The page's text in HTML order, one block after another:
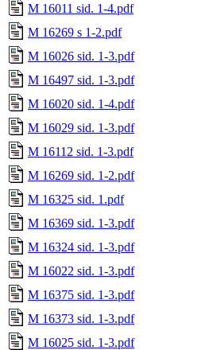
M 16011 sid. 1-4.pdf
M 16269 s 1-2.pdf
M 16026 sid. 1-3.pdf
M 16497 sid. 1-3.pdf
M 16020 sid. 1-4.pdf
M 16029 sid. 1-3.pdf
M 16112 sid. 1-3.pdf
M 16269 sid. 1-2.pdf
M 16325 sid. 1.pdf
M 16369 sid. 1-3.pdf
M 16324 sid. 1-3.pdf
M 16022 sid. 1-3.pdf
M 16375 sid. 1-3.pdf
M 16373 sid. 1-3.pdf
M 16025 sid. 1-3.pdf